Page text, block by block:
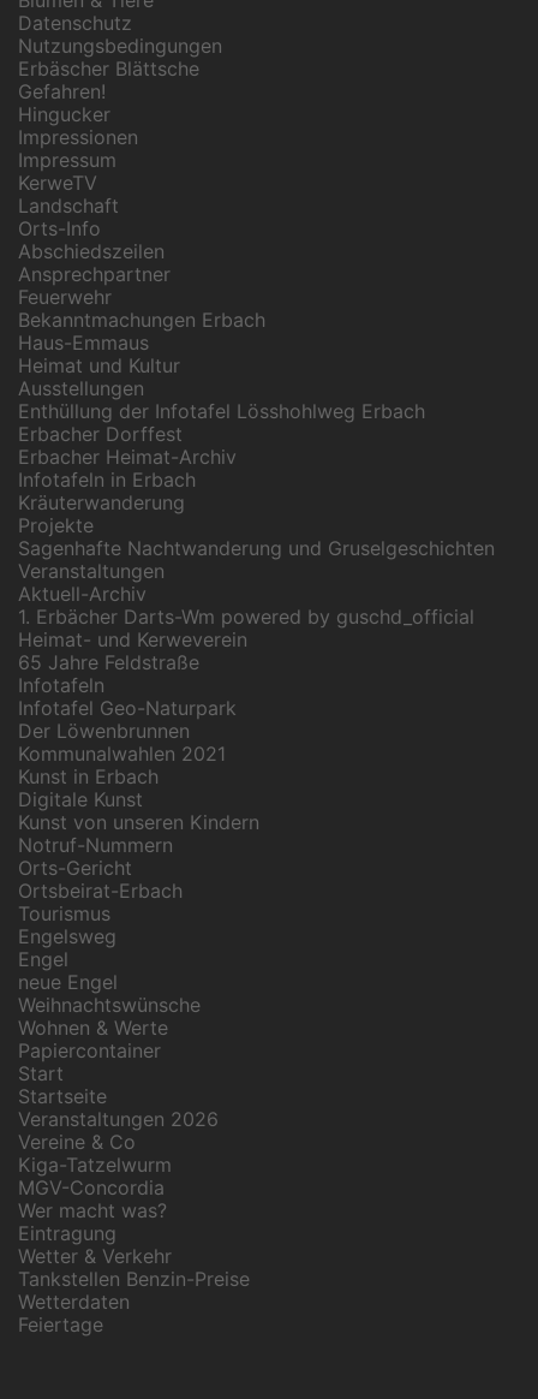
Datenschutz
Nutzungsbedingungen
Erbäscher Blättsche
Gefahren!
Hingucker
Impressionen
Impressum
KerweTV
Landschaft
Orts-Info
Abschiedszeilen
Ansprechpartner
Feuerwehr
Bekanntmachungen Erbach
Haus-Emmaus
Heimat und Kultur
Ausstellungen
Enthüllung der Infotafel Lösshohlweg Erbach
Erbacher Dorffest
Erbacher Heimat-Archiv
Infotafeln in Erbach
Kräuterwanderung
Projekte
Sagenhafte Nachtwanderung und Gruselgeschichten
Veranstaltungen
Aktuell-Archiv
1. Erbächer Darts-Wm powered by guschd_official
Heimat- und Kerweverein
65 Jahre Feldstraße
Infotafeln
Infotafel Geo-Naturpark
Der Löwenbrunnen
Kommunalwahlen 2021
Kunst in Erbach
Digitale Kunst
Kunst von unseren Kindern
Notruf-Nummern
Orts-Gericht
Ortsbeirat-Erbach
Tourismus
Engelsweg
Engel
neue Engel
Weihnachtswünsche
Wohnen & Werte
Papiercontainer
Start
Startseite
Veranstaltungen 2026
Vereine & Co
Kiga-Tatzelwurm
MGV-Concordia
Wer macht was?
Eintragung
Wetter & Verkehr
Tankstellen Benzin-Preise
Wetterdaten
Feiertage